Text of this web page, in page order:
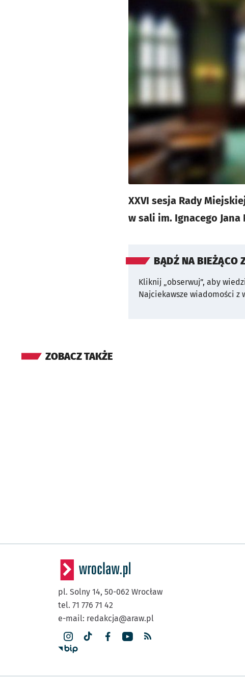
XXVI sesja Rady
w sali im. Ignacego
BĄDŹ NA BIEŻĄCO
Kliknij „obserwuj”, aby
Najciekawsze wiadomości z
ZOBACZ TAKŻE
pl. Solny 14, 50-062 Wrocław
tel. 71 776 71 42
e-mail: redakcja@araw.pl